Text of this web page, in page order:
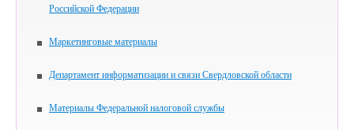
Российской Федерации
Маркетинговые материалы
Департамент информатизации и связи Свердловской области
Материалы Федеральной налоговой службы